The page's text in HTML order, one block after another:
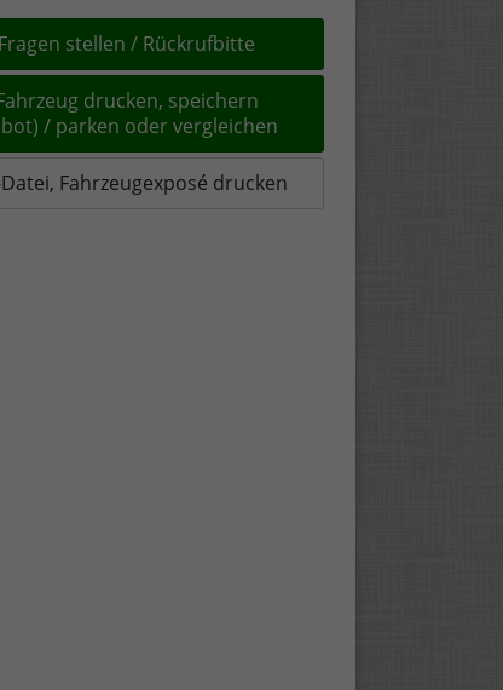
Fragen stellen / Rückrufbitte
drucken, speichern
(Angebot) / parken oder vergleichen
Fahrzeugexposé drucken